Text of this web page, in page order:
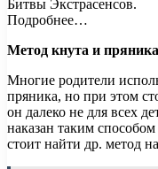
Битвы Экстрасенсов.
Подробнее…
Метод кнута и
Многие родители
пряника, но при этом
он далеко не для всех
наказан таким
стоит найти др. метод